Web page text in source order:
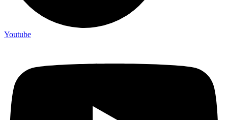
Youtube